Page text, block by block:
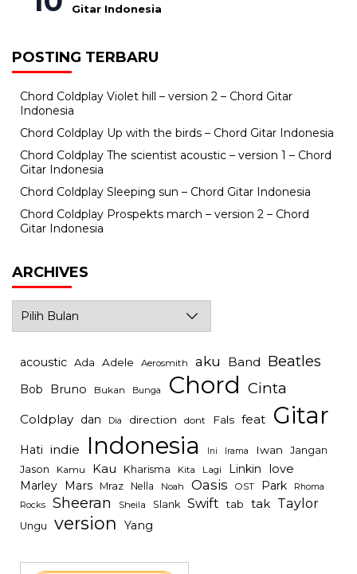
Gitar Indonesia
POSTING TERBARU
Chord Coldplay Violet hill – version 2 – Chord Gitar
Indonesia
Chord Coldplay Up with the birds – Chord Gitar Indonesia
Chord Coldplay The scientist acoustic – version 1 – Chord
Gitar Indonesia
Chord Coldplay Sleeping sun – Chord Gitar Indonesia
Chord Coldplay Prospekts march – version 2 – Chord
Gitar Indonesia
ARCHIVES
acoustic Ada Adele Aerosmith aku Band Beatles
Bob Bruno Bukan Bunga Chord Cinta
Coldplay dan Dia direction dont Fals feat Gitar
Hati indie Indonesia Ini Irama Iwan Jangan
Jason Kamu Kau Kharisma Kita Lagi Linkin love
Marley Mars Mraz Nella Noah Oasis OST Park Rhoma
Rocks Sheeran Sheila Slank Swift tab tak Taylor
Ungu version Yang